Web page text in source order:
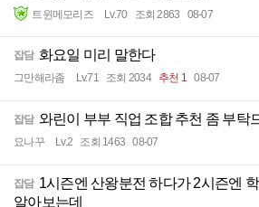
트윈메모리즈 Lv.70 조회 2863 08-07
잡담 화요일 미리 말한다
그만해라좀 Lv.71 조회 2034 추천 1 08-07
잡담 와린이 부부 직업 조합 추천 좀 부탁
요나꾸 Lv.2 조회 1463 08-07
잡담 1시즌엔 산왕분전 하다가 2시즌엔
알아보는데